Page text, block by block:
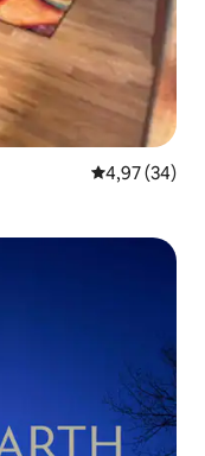
4,97 av 5 i
4,97 (34)